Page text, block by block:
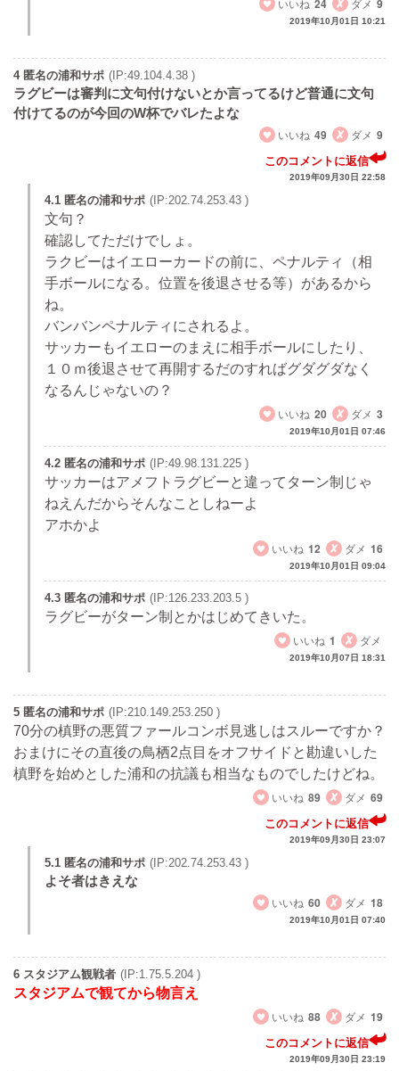
24 9
2019年10月01日 10:21
4 匿名の浦和サポ (IP:49.104.4.38 )
ラグビーは審判に文句付けないとか言ってるけど普通に文句
付けてるのが今回のW杯でバレたよな
いいね 49 ダメ 9
このコメントに返信
2019年09月30日 22:58
4.1 匿名の浦和サポ (IP:202.74.253.43 )
文句？
確認してただけでしょ。
ラクビーはイエローカードの前に、ペナルティ（相
手ボールになる。位置を後退させる等）があるから
ね。
バンバンペナルティにされるよ。
サッカーもイエローのまえに相手ボールにしたり、
１０ｍ後退させて再開するだのすればグダグダなく
なるんじゃないの？
いいね 20 ダメ 3
2019年10月01日 07:46
4.2 匿名の浦和サポ (IP:49.98.131.225 )
サッカーはアメフトラグビーと違ってターン制じゃ
ねえんだからそんなことしねーよ
アホかよ
いいね 12 ダメ 16
2019年10月01日 09:04
4.3 匿名の浦和サポ (IP:126.233.203.5 )
ラグビーがターン制とかはじめてきいた。
いいね 1 ダメ
2019年10月07日 18:31
5 匿名の浦和サポ (IP:210.149.253.250 )
70分の槙野の悪質ファールコンボ見逃しはスルーですか？
おまけにその直後の鳥栖2点目をオフサイドと勘違いした
槙野を始めとした浦和の抗議も相当なものでしたけどね。
いいね 89 ダメ 69
このコメントに返信
2019年09月30日 23:07
5.1 匿名の浦和サポ (IP:202.74.253.43 )
よそ者はきえな
いいね 60 ダメ 18
2019年10月01日 07:40
6 スタジアム観戦者 (IP:1.75.5.204 )
スタジアムで観てから物言え
いいね 88 ダメ 19
このコメントに返信
2019年09月30日 23:19